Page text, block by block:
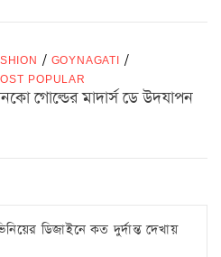
/ GOYNAGATI /
POPULAR
গোল্ডের মাদার্স ডে উদযাপন
ডিজাইনে কত দুর্দান্ত দেখায়